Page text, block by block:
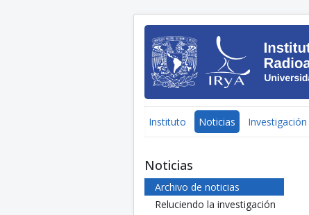
Instituto Noticias Investigación
Noticias
Archivo de noticias
Reluciendo la investigación